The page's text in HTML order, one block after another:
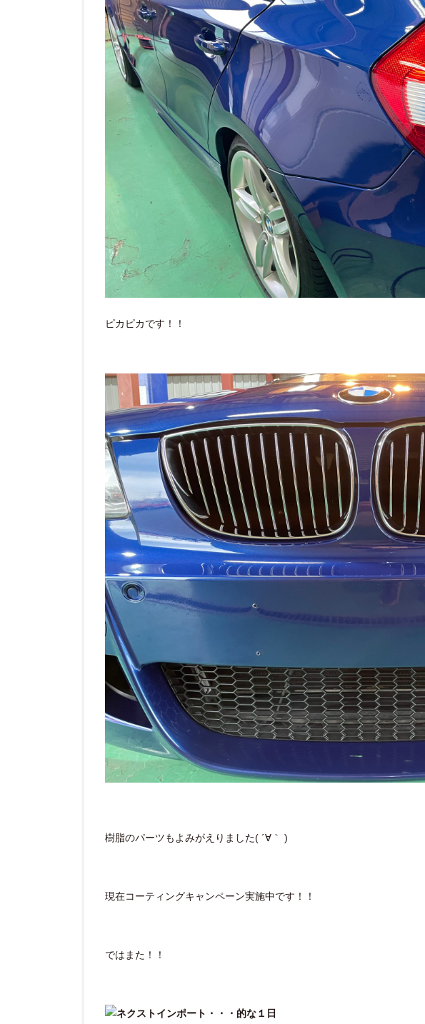
ピカピカです！！
樹脂のパーツもよみがえりました( ´∀｀ )
現在コーティングキャンペーン実施中です！！
ではまた！！